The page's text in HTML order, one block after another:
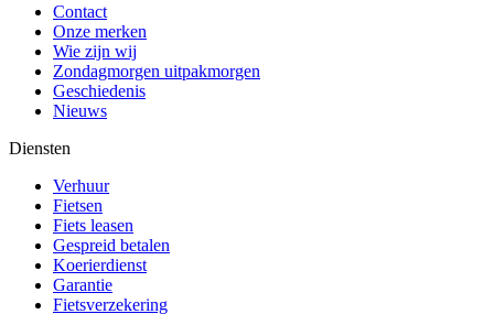
Contact
Onze merken
Wie zijn wij
Zondagmorgen uitpakmorgen
Geschiedenis
Nieuws
Diensten
Verhuur
Fietsen
Fiets leasen
Gespreid betalen
Koerierdienst
Garantie
Fietsverzekering